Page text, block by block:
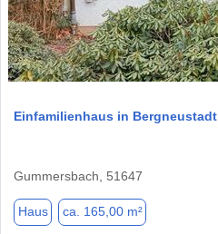
Einfamilienhaus in Bergneustadt
Gummersbach, 51647
Haus ca. 165,00 m²